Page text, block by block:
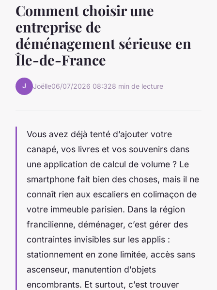
Comment choisir une
entreprise de
déménagement sérieuse en
Île-de-France
J Joëlle06/07/2026 08:328 min de lecture
Vous avez déjà tenté d’ajouter votre
canapé, vos livres et vos souvenirs dans
une application de calcul de volume ? Le
smartphone fait bien des choses, mais il ne
connaît rien aux escaliers en colimaçon de
votre immeuble parisien. Dans la région
francilienne, déménager, c’est gérer des
contraintes invisibles sur les applis :
stationnement en zone limitée, accès sans
ascenseur, manutention d’objets
encombrants. Et surtout, c’est trouver